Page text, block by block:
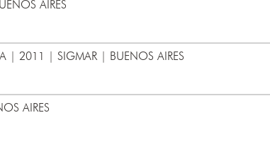
AIRES
| 2011 | SIGMAR | BUENOS AIRES
AIRES